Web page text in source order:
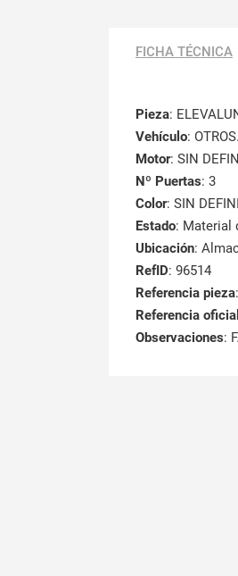
FICHA TÉCNICA
Pieza:
Vehículo:
Motor: SIN
Nº Puertas: 3
Color: SIN
Estado: Material
Ubicación:
RefID: 96514
Referencia pieza
Referencia oficial
Observaciones: